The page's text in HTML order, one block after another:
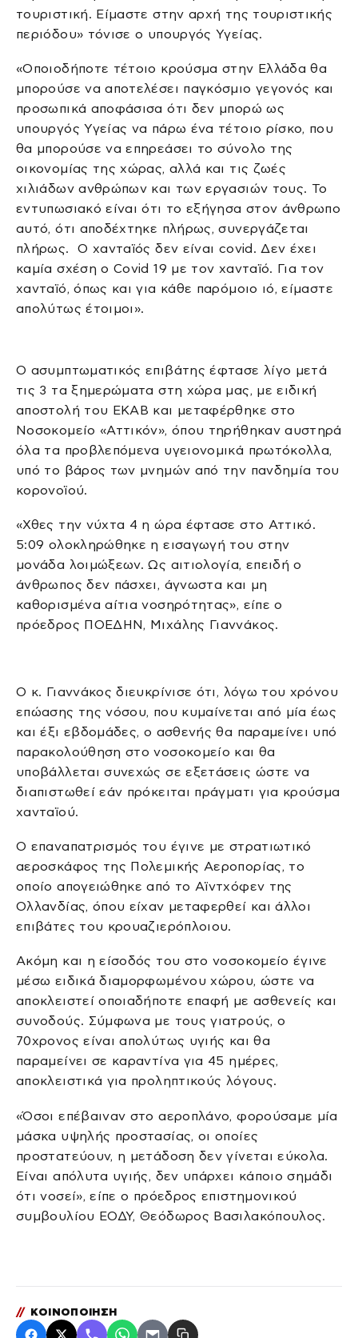
τουριστική. Είμαστε στην αρχή της τουριστικής
περιόδου» τόνισε ο υπουργός Υγείας.
«Οποιοδήποτε τέτοιο κρούσμα στην Ελλάδα θα
μπορούσε να αποτελέσει παγκόσμιο γεγονός και
προσωπικά αποφάσισα ότι δεν μπορώ ως
υπουργός Υγείας να πάρω ένα τέτοιο ρίσκο, που
θα μπορούσε να επηρεάσει το σύνολο της
οικονομίας της χώρας, αλλά και τις ζωές
χιλιάδων ανθρώπων και των εργασιών τους. Το
εντυπωσιακό είναι ότι το εξήγησα στον άνθρωπο
αυτό, ότι αποδέχτηκε πλήρως, συνεργάζεται
πλήρως. Ο χανταϊός δεν είναι covid. Δεν έχει
καμία σχέση ο Covid 19 με τον χανταϊό. Για τον
χανταϊό, όπως και για κάθε παρόμοιο ιό, είμαστε
απολύτως έτοιμοι».
Ο ασυμπτωματικός επιβάτης έφτασε λίγο μετά
τις 3 τα ξημερώματα στη χώρα μας, με ειδική
αποστολή του ΕΚΑΒ και μεταφέρθηκε στο
Νοσοκομείο «Αττικόν», όπου τηρήθηκαν αυστηρά
όλα τα προβλεπόμενα υγειονομικά πρωτόκολλα,
υπό το βάρος των μνημών από την πανδημία του
κορονοϊού.
«Χθες την νύχτα 4 η ώρα έφτασε στο Αττικό.
5:09 ολοκληρώθηκε η εισαγωγή του στην
μονάδα λοιμώξεων. Ως αιτιολογία, επειδή ο
άνθρωπος δεν πάσχει, άγνωστα και μη
καθορισμένα αίτια νοσηρότητας», είπε ο
πρόεδρος ΠΟΕΔΗΝ, Μιχάλης Γιαννάκος.
Ο κ. Γιαννάκος διευκρίνισε ότι, λόγω του χρόνου
επώασης της νόσου, που κυμαίνεται από μία έως
και έξι εβδομάδες, ο ασθενής θα παραμείνει υπό
παρακολούθηση στο νοσοκομείο και θα
υποβάλλεται συνεχώς σε εξετάσεις ώστε να
διαπιστωθεί εάν πρόκειται πράγματι για κρούσμα
χανταϊού.
Ο επαναπατρισμός του έγινε με στρατιωτικό
αεροσκάφος της Πολεμικής Αεροπορίας, το
οποίο απογειώθηκε από το Αϊντχόφεν της
Ολλανδίας, όπου είχαν μεταφερθεί και άλλοι
επιβάτες του κρουαζιερόπλοιου.
Ακόμη και η είσοδός του στο νοσοκομείο έγινε
μέσω ειδικά διαμορφωμένου χώρου, ώστε να
αποκλειστεί οποιαδήποτε επαφή με ασθενείς και
συνοδούς. Σύμφωνα με τους γιατρούς, ο
70χρονος είναι απολύτως υγιής και θα
παραμείνει σε καραντίνα για 45 ημέρες,
αποκλειστικά για προληπτικούς λόγους.
«Όσοι επέβαιναν στο αεροπλάνο, φορούσαμε μία
μάσκα υψηλής προστασίας, οι οποίες
προστατεύουν, η μετάδοση δεν γίνεται εύκολα.
Είναι απόλυτα υγιής, δεν υπάρχει κάποιο σημάδι
ότι νοσεί», είπε ο πρόεδρος επιστημονικού
συμβουλίου ΕΟΔΥ, Θεόδωρος Βασιλακόπουλος.
// ΚΟΙΝΟΠΟΙΗΣΗ